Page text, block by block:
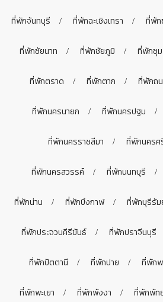
ที่พักจันทบุรี ที่พักฉะเชิงเทรา ที่พัก
ที่พักชัยนาท ที่พักชัยภูมิ ที่พักชุ
ที่พักตราด ที่พักตาก ที่พักถ
ที่พักนครนายก ที่พักนครปฐม
ที่พักนครราชสีมา ที่พักนครศ
ที่พักนครสวรรค์ ที่พักนนทบุรี
ที่พักน่าน ที่พักบึงกาฬ ที่พักบุรีรั
ที่พักประจวบคีรีขันธ์ ที่พักปราจีนบุรี
ที่พักปัตตานี ที่พักปาย ที่พักพ
ที่พักพะเยา ที่พักพังงา ที่พักพัท